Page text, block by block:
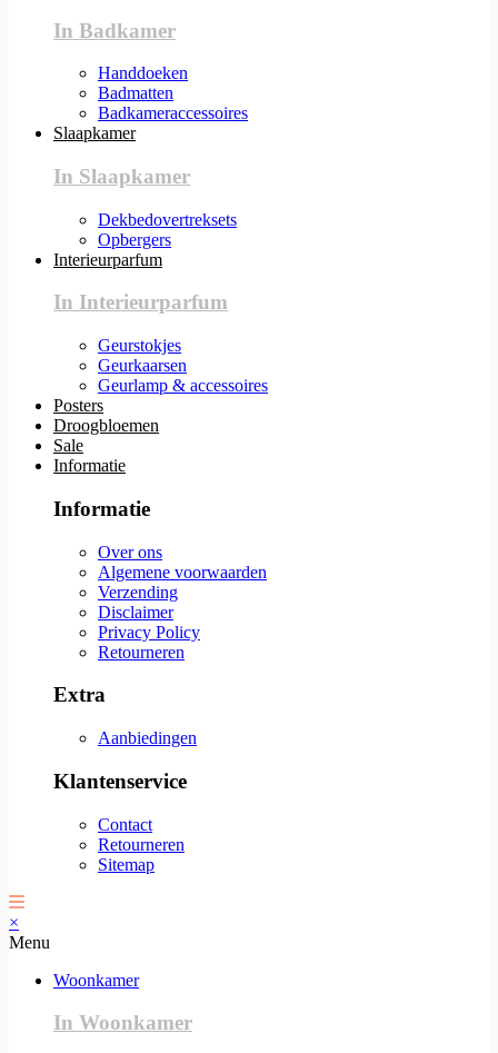
In Badkamer
Handdoeken
Badmatten
Badkameraccessoires
Slaapkamer
In Slaapkamer
Dekbedovertreksets
Opbergers
Interieurparfum
In Interieurparfum
Geurstokjes
Geurkaarsen
Geurlamp & accessoires
Posters
Droogbloemen
Sale
Informatie
Informatie
Over ons
Algemene voorwaarden
Verzending
Disclaimer
Privacy Policy
Retourneren
Extra
Aanbiedingen
Klantenservice
Contact
Retourneren
Sitemap
×
Menu
Woonkamer
In Woonkamer